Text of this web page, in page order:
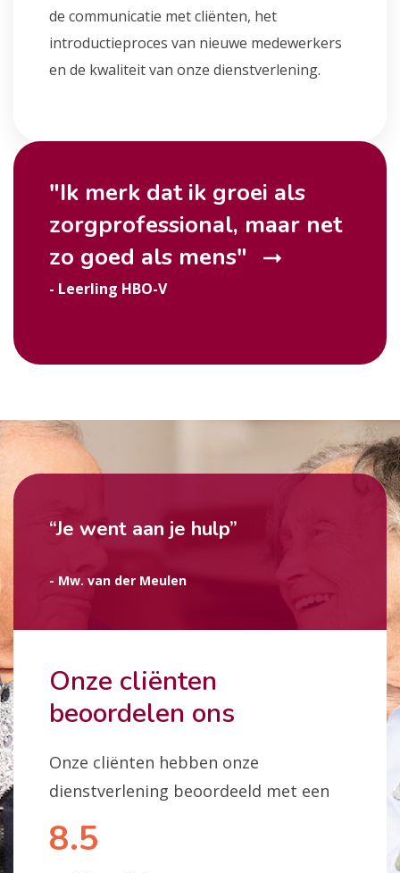
de communicatie met cliënten, het
introductieproces van nieuwe medewerkers
en de kwaliteit van onze dienstverlening.
"Ik merk dat ik groei als
zorgprofessional, maar net
zo goed als mens"
- Leerling HBO-V
Onze cliënten
beoordelen ons
Onze cliënten hebben onze
dienstverlening beoordeeld met een
8.5
“Je went aan je hulp”
- Mw. van der Meulen